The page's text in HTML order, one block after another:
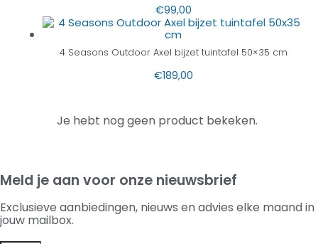
€99,00
4 Seasons Outdoor Axel bijzet tuintafel 50×35 cm
€189,00
Je hebt nog geen product bekeken.
Meld je aan voor onze nieuwsbrief
Exclusieve aanbiedingen, nieuws en advies elke maand in
jouw mailbox.